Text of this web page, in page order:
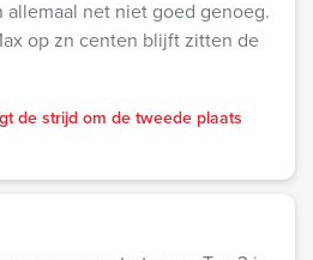
net niet goed genoeg.
op zn centen blijft zitten de
de strijd om de tweede plaats